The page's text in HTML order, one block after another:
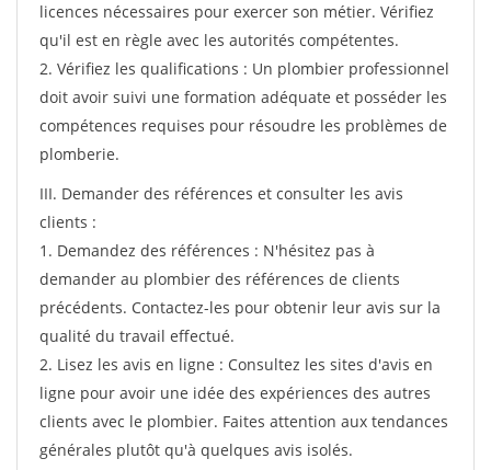
licences nécessaires pour exercer son métier. Vérifiez
qu'il est en règle avec les autorités compétentes.
2. Vérifiez les qualifications : Un plombier professionnel
doit avoir suivi une formation adéquate et posséder les
compétences requises pour résoudre les problèmes de
plomberie.
III. Demander des références et consulter les avis
clients :
1. Demandez des références : N'hésitez pas à
demander au plombier des références de clients
précédents. Contactez-les pour obtenir leur avis sur la
qualité du travail effectué.
2. Lisez les avis en ligne : Consultez les sites d'avis en
ligne pour avoir une idée des expériences des autres
clients avec le plombier. Faites attention aux tendances
générales plutôt qu'à quelques avis isolés.